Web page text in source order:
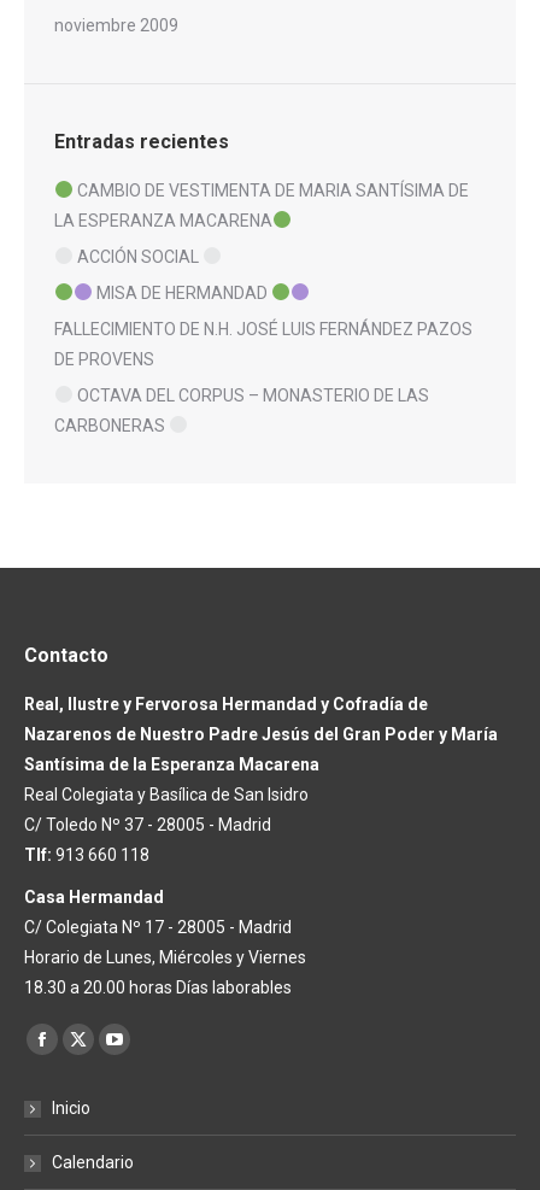
noviembre 2009
Entradas recientes
CAMBIO DE VESTIMENTA DE MARIA SANTÍSIMA DE
LA ESPERANZA MACARENA
ACCIÓN SOCIAL
MISA DE HERMANDAD
FALLECIMIENTO DE N.H. JOSÉ LUIS FERNÁNDEZ PAZOS
DE PROVENS
OCTAVA DEL CORPUS – MONASTERIO DE LAS
CARBONERAS
Contacto
Real, Ilustre y Fervorosa Hermandad y Cofradía de
Nazarenos de Nuestro Padre Jesús del Gran Poder y María
Santísima de la Esperanza Macarena
Real Colegiata y Basílica de San Isidro
C/ Toledo Nº 37 - 28005 - Madrid
Tlf: 913 660 118
Casa Hermandad
C/ Colegiata Nº 17 - 28005 - Madrid
Horario de Lunes, Miércoles y Viernes
18.30 a 20.00 horas Días laborables
Encuéntranos en:
Facebook
opens
new
X
opens
YouTube
Inicio
Calendario